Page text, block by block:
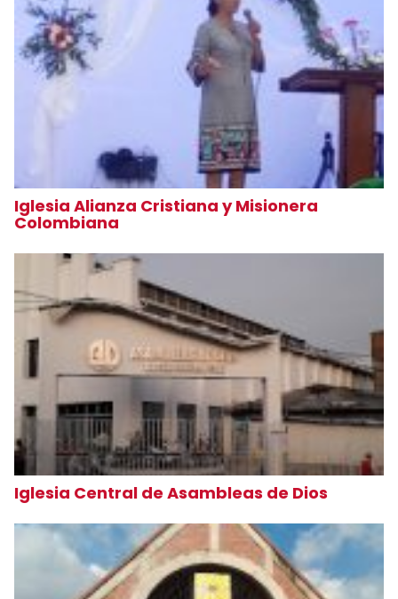
Iglesia Alianza Cristiana y Misionera
Colombiana
Iglesia Central de Asambleas de Dios